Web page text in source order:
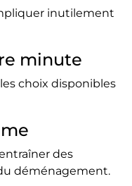
inutilement
minute
choix disponibles
des
déménagement.